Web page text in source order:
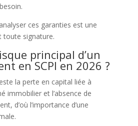
ces garanties est une
toute signature.
principal d’un
en SCPI en 2026 ?
la perte en capital liée à
immobilier et l’absence de
d’où l’importance d’une